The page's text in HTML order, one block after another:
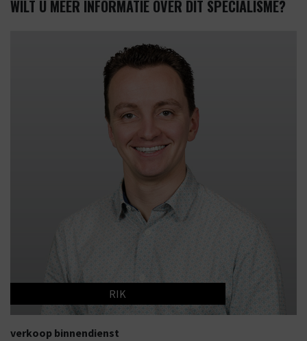
WILT U MEER INFORMATIE OVER DIT SPECIALISME?
RIK
verkoop binnendienst